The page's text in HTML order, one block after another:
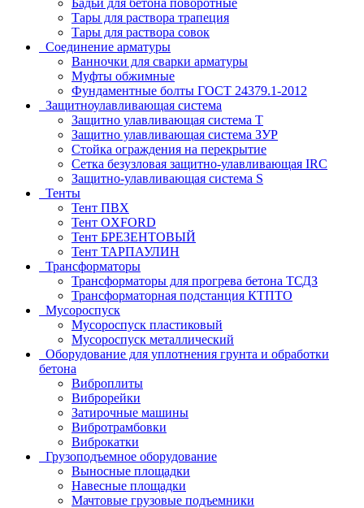
Тары для раствора трапеция
Тары для раствора совок
Соединение арматуры
Ванночки для сварки арматуры
Муфты обжимные
Фундаментные болты ГОСТ 24379.1-2012
Защитноулавливающая система
Защитно улавливающая система T
Защитно улавливающая система ЗУР
Стойка ограждения на перекрытие
Сетка безузловая защитно-улавливающая IRC
Защитно-улавливающая система S
Тенты
Тент ПВХ
Тент OXFORD
Тент БРЕЗЕНТОВЫЙ
Тент ТАРПАУЛИН
Трансформаторы
Трансформаторы для прогрева бетона ТСДЗ
Трансформаторная подстанция КТПТО
Мусороспуск
Мусороспуск пластиковый
Мусороспуск металлический
Оборудование для уплотнения грунта и обработки
бетона
Виброплиты
Виброрейки
Затирочные машины
Вибротрамбовки
Виброкатки
Грузоподъемное оборудование
Выносные площадки
Навесные площадки
Мачтовые грузовые подъемники